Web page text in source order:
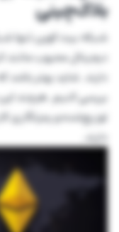
بلاک‌چینی
شبکه بیت کوین تنها
دیجیتال محبوب مانند
دارند. شاید بهتر باشد
بررسی کنیم. هرچند
توزیع‌شده و رمزنگاری
دارند.